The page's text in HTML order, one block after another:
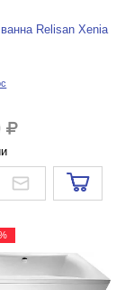
Relisan Xenia